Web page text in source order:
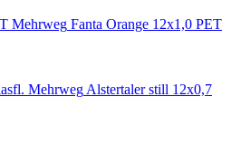
Fanta Orange 12x1,0 PET
Alstertaler still 12x0,7